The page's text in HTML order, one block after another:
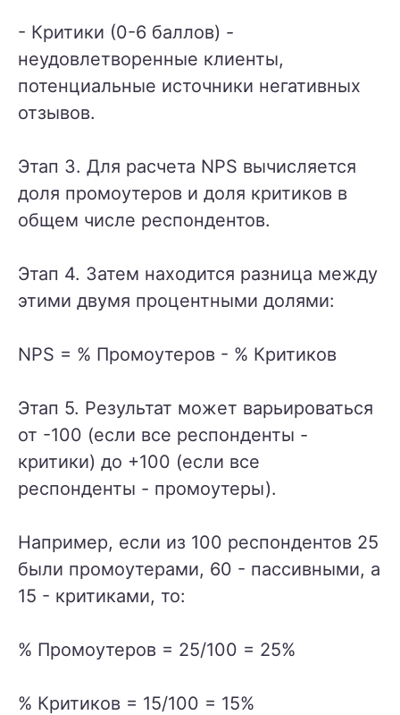
- Критики (0-6 баллов) -
неудовлетворенные клиенты,
потенциальные источники негативных
отзывов.
Этап 3. Для расчета NPS вычисляется
доля промоутеров и доля критиков в
общем числе респондентов.
Этап 4. Затем находится разница между
этими двумя процентными долями:
NPS = % Промоутеров - % Критиков
Этап 5. Результат может варьироваться
от -100 (если все респонденты -
критики) до +100 (если все
респонденты - промоутеры).
Например, если из 100 респондентов 25
были промоутерами, 60 - пассивными, а
15 - критиками, то:
% Промоутеров = 25/100 = 25%
% Критиков = 15/100 = 15%